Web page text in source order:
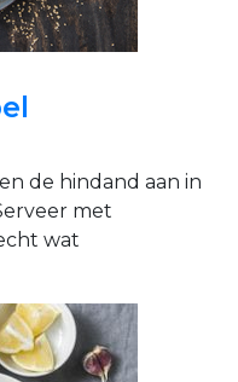
de hindand aan in
met
wat